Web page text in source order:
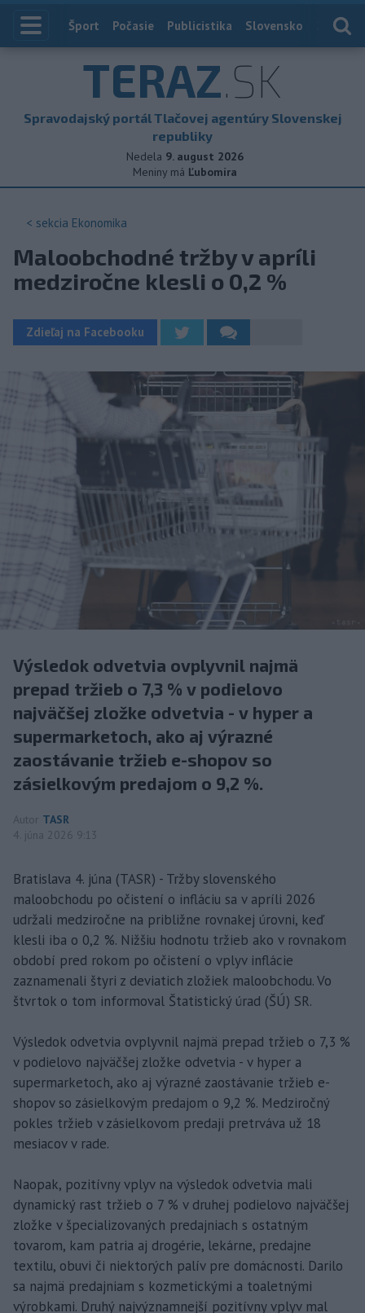
Index
Šport Počasie Publicistika Slovensko
TERAZ.SK
Spravodajský portál Tlačovej agentúry Slovenskej
republiky
Nedela 9. august 2026
Meniny má Ľubomíra
< sekcia Ekonomika
Maloobchodné tržby v apríli
medziročne klesli o 0,2 %
Zdieľaj na Facebooku
Výsledok odvetvia ovplyvnil najmä
prepad tržieb o 7,3 % v podielovo
najväčšej zložke odvetvia - v hyper a
supermarketoch, ako aj výrazné
zaostávanie tržieb e-shopov so
zásielkovým predajom o 9,2 %.
Autor TASR
4. júna 2026 9:13
Bratislava 4. júna (TASR) - Tržby slovenského
maloobchodu po očistení o infláciu sa v apríli 2026
udržali medziročne na približne rovnakej úrovni, keď
klesli iba o 0,2 %. Nižšiu hodnotu tržieb ako v rovnakom
období pred rokom po očistení o vplyv inflácie
zaznamenali štyri z deviatich zložiek maloobchodu. Vo
štvrtok o tom informoval Štatistický úrad (ŠÚ) SR.
Výsledok odvetvia ovplyvnil najmä prepad tržieb o 7,3 %
v podielovo najväčšej zložke odvetvia - v hyper a
supermarketoch, ako aj výrazné zaostávanie tržieb e-
shopov so zásielkovým predajom o 9,2 %. Medziročný
pokles tržieb v zásielkovom predaji pretrváva už 18
mesiacov v rade.
Naopak, pozitívny vplyv na výsledok odvetvia mali
dynamický rast tržieb o 7 % v druhej podielovo najväčšej
zložke v špecializovaných predajniach s ostatným
tovarom, kam patria aj drogérie, lekárne, predajne
textilu, obuvi či niektorých palív pre domácnosti. Darilo
sa najmä predajniam s kozmetickými a toaletnými
výrobkami. Druhý najvýznamnejší pozitívny vplyv mal